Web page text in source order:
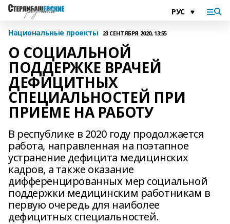
Национальные проекты 23 СЕНТЯБРЯ 2020, 13:55
О СОЦИАЛЬНОЙ
ПОДДЕРЖКЕ ВРАЧЕЙ
ДЕФИЦИТНЫХ
СПЕЦИАЛЬНОСТЕЙ ПРИ
ПРИЕМЕ НА РАБОТУ
В республике в 2020 году продолжается
работа, направленная на поэтапное
устранение дефицита медицинских
кадров, а также оказание
дифференцированных мер социальной
поддержки медицинским работникам в
первую очередь для наиболее
дефицитных специальностей.